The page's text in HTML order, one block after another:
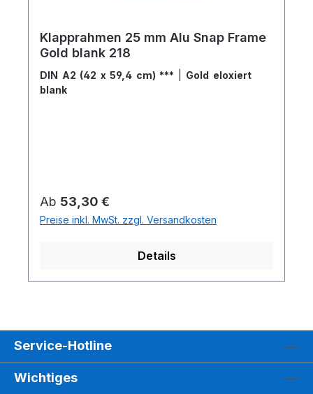
Klapprahmen 25 mm Alu Snap Frame
Gold blank 218
DIN A2 (42 x 59,4 cm) ***
Gold eloxiert
blank
Regulärer Preis:
Ab 53,30 €
Preise inkl. MwSt. zzgl. Versandkosten
Details
Service-Hotline
Wichtiges